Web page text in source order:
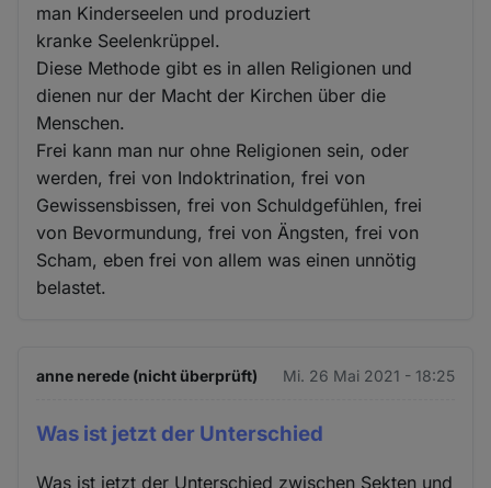
man Kinderseelen und produziert
kranke Seelenkrüppel.
Diese Methode gibt es in allen Religionen und
dienen nur der Macht der Kirchen über die
Menschen.
Frei kann man nur ohne Religionen sein, oder
werden, frei von Indoktrination, frei von
Gewissensbissen, frei von Schuldgefühlen, frei
von Bevormundung, frei von Ängsten, frei von
Scham, eben frei von allem was einen unnötig
belastet.
anne nerede (nicht überprüft) Mi. 26 Mai 2021 - 18:25
Was ist jetzt der Unterschied
Was ist jetzt der Unterschied zwischen Sekten und